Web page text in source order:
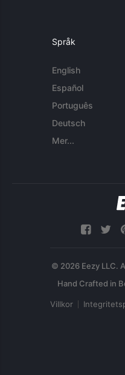
Språk
English
Español
Português
Deutsch
Mer...
© 2026 Eezy LLC.
Villkor